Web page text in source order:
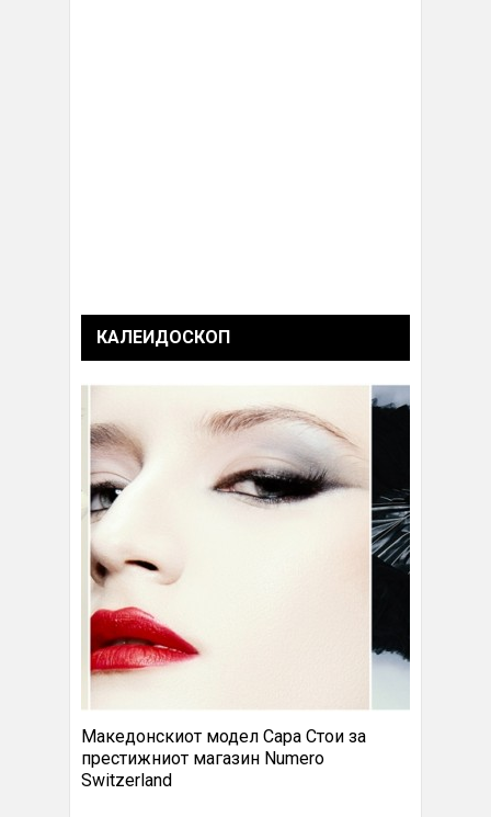
КАЛЕИДОСКОП
Македонскиот модел Сара Стои за
престижниот магазин Numero
Switzerland